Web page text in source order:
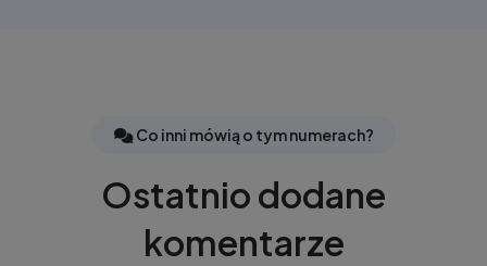
Co inni mówią o tym numerach?
Ostatnio dodane
komentarze